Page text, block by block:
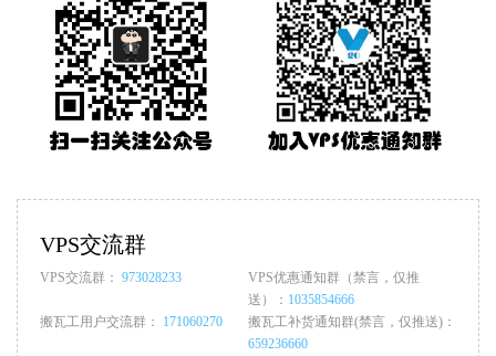
VPS交流群
VPS交流群： 973028233
VPS优惠通知群（禁言，仅推
送）： 1035854666
搬瓦工用户交流群： 171060270
搬瓦工补货通知群(禁言，仅推送)：
659236660